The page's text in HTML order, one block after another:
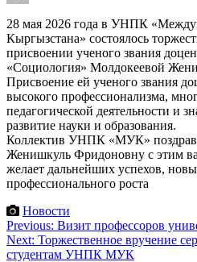
28 мая 2026 года в УНПК
Кыргызстана» состоялось
присвоении ученого звания
«Социология» Молдокеевой
Присвоение ей ученого звания
высокого профессионализма,
педагогической деятельности и
развитие науки и образования.
Коллектив УНПК «МУК»
Женишкуль Фридоновну с этим
желает дальнейших успехов,
профессионального роста
Новости
Навигация
по
Previous: Визит профессоров
Next: Торжественное вручение
студентам УНПК МУК